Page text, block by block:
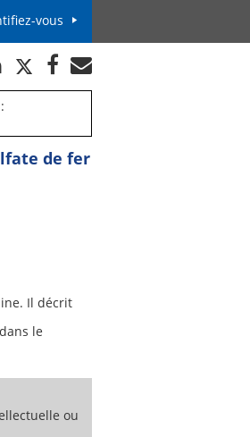
vous
de fer
Il décrit
le
ou